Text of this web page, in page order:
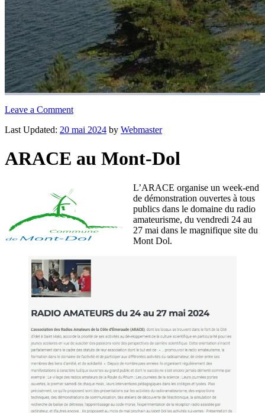
Leave a Comment
Last Updated: 20 mai 2024 by Webmaster
ARACE au Mont-Dol
L’ARACE organise un week-end
de démonstration ouvertes à tous
publics dans le domaine du radio
amateurisme, du vendredi 24 au
27 mai dans le magnifique site du
Mont Dol.